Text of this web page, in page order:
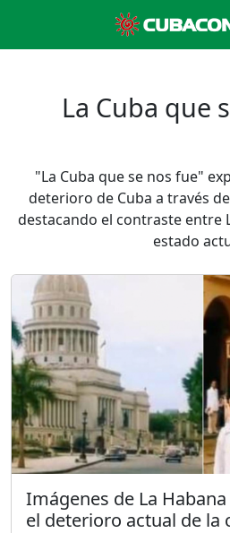
La Cuba que
"La Cuba que se nos fue"
deterioro de Cuba a través
destacando el contraste entre
estado
Imágenes de La
el deterioro actual de la